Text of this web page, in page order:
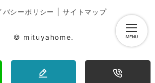
バシーポリシー サイトマップ
© mituyahome.